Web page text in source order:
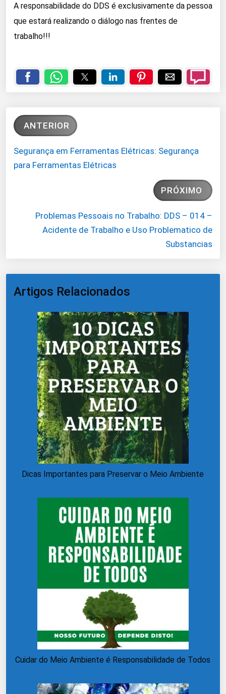
A responsabilidade do DDS é exclusivamente da pessoa
que estará realizando o diálogo nas frentes de
trabalho!!!
ANTERIOR
Segurança em Ferramentas Elétricas: Segurança
para Ferramentas Elétricas
PRÓXIMO
Problemas Pessoais no Trabalho: DDS – 014 –
Acidente de Trabalho e Uso Problematico de
Substancias
Artigos Relacionados
Dicas Importantes para Preservar o Meio Ambiente
Cuidar do Meio Ambiente é Responsabilidade de Todos